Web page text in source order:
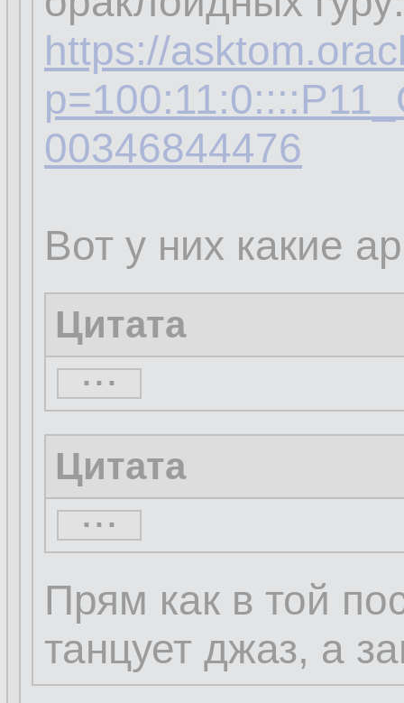
https://
00346844476
Вот у них какие
Цитата
......
Цитата
......
Прям как в той
танцует джаз, а